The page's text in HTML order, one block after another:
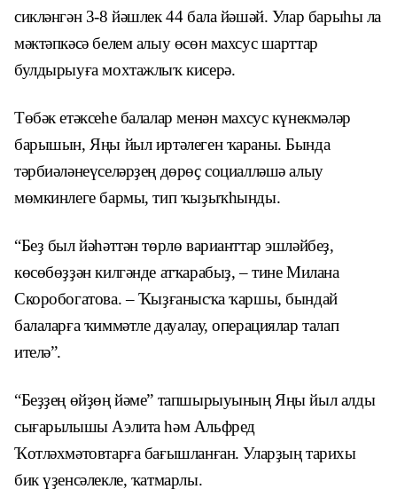
сикләнгән 3-8 йәшлек 44 бала йәшәй. Улар барыһы ла
мәктәпкәсә белем алыу өсөн махсус шарттар
булдырыуға мохтажлыҡ кисерә.
Төбәк етәксеһе балалар менән махсус күнекмәләр
барышын, Яңы йыл иртәлеген ҡараны. Бында
тәрбиәләнеүселәрҙең дөрөҫ социалләшә алыу
мөмкинлеге бармы, тип ҡыҙыҡһынды.
“Беҙ был йәһәттән төрлө варианттар эшләйбеҙ,
көсөбөҙҙән килгәнде атҡарабыҙ, – тине Милана
Скоробогатова. – Ҡыҙғанысҡа ҡаршы, бындай
балаларға ҡиммәтле дауалау, операциялар талап
ителә”.
“Беҙҙең өйҙөң йәме” тапшырыуының Яңы йыл алды
сығарылышы Аэлита һәм Альфред
Ҡотләхмәтовтарға бағышланған. Уларҙың тарихы
бик үҙенсәлекле, ҡатмарлы.